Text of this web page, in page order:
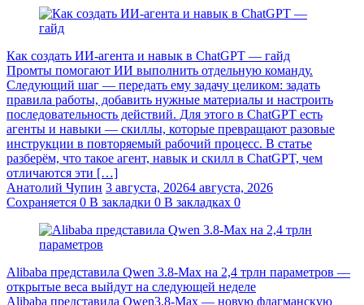
Как создать ИИ-агента и навык в ChatGPT — гайд
Промты помогают ИИ выполнить отдельную команду.
Следующий шаг — передать ему задачу целиком: задать
правила работы, добавить нужные материалы и настроить
последовательность действий. Для этого в ChatGPT есть
агенты и навыки — скиллы, которые превращают разовые
инструкции в повторяемый рабочий процесс. В статье
разберём, что такое агент, навык и скилл в ChatGPT, чем
отличаются эти […]
Анатолий Чупин 3 августа, 20264 августа, 2026
Сохраняется 0 В закладки 0 В закладках 0
Alibaba представила Qwen 3.8‑Max на 2,4 трлн параметров —
открытые веса выйдут на следующей неделе
Alibaba представила Qwen3.8‑Max — новую флагманскую